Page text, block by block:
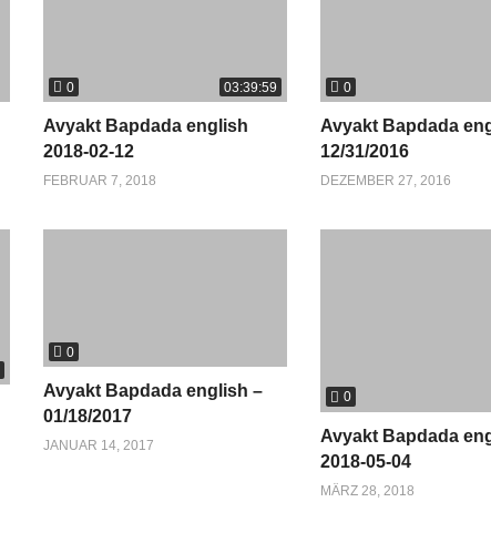
0 03:39:59
Avyakt Bapdada english
2018-02-12
FEBRUAR 7, 2018
0
Avyakt Bapdada
12/31/2016
DEZEMBER 27, 2016
0
Avyakt Bapdada english –
01/18/2017
JANUAR 14, 2017
0
Avyakt Bapdada
2018-05-04
MÄRZ 28, 2018